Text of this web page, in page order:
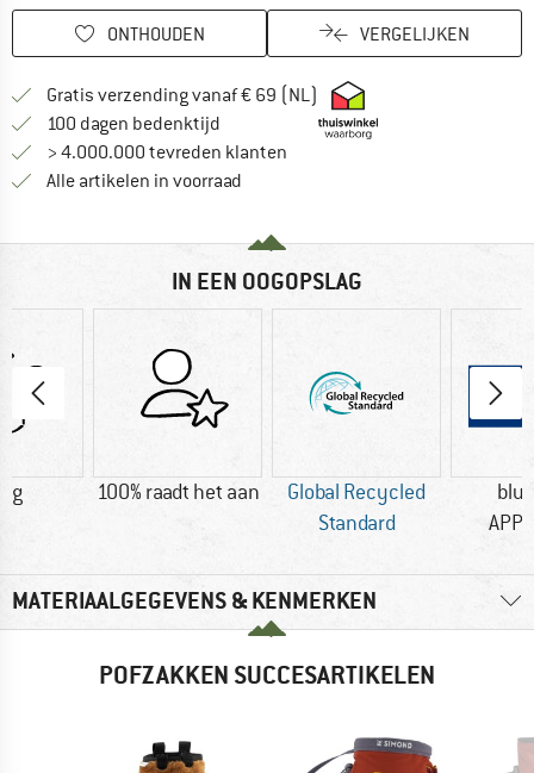
ONTHOUDEN VERGELIJKEN
Gratis verzending vanaf € 69 (NL) Vind hier de
100 dagen bedenktijd Vind de betalingsinformatie hier!
> 4.000.000 tevreden klanten
Alle artikelen in voorraad
IN EEN OOGOPSLAG
g 100% raadt het aan
Global Recycled
Standard
MATERIAALGEGEVENS & KENMERKEN
POFZAKKEN SUCCESARTIKELEN